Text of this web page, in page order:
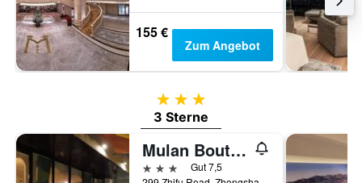
155 €
Zum Angebot
3 Sterne
3 Sterne
Mulan Boutique Hotel - Taipei Dazhi Branch
3 Sterne
Gut 7,5